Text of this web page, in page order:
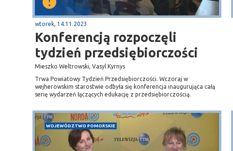
wtorek, 14.11.2023
Konferencją rozpoczęli
tydzień przedsiębiorczości
Mieszko Weltrowski, Vasyl Kyrnys
Trwa Powiatowy Tydzień Przedsiębiorczości. Wczoraj w
wejherowskim starostwie odbyła się konferencja inaugurująca całą
serię wydarzeń łączących edukację z przedsiębiorczością.
WOJEWÓDZTWO POMORSKIE